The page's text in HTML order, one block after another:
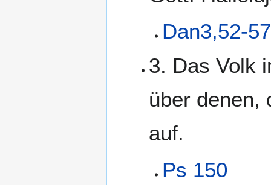
Dan3,52-57
3. Das Volk
über denen,
auf.
Ps 150